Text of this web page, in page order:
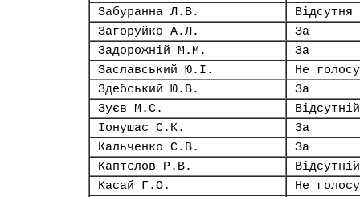
Забуранна Л.В.
Відсутня
Загоруйко А.Л.
За
Задорожній М.М.
За
Заславський Ю.І.
Не
Здебський Ю.В.
За
Зуєв М.С.
Відсутній
Іонушас С.К.
За
Кальченко С.В.
За
Каптєлов Р.В.
Відсутній
Касай Г.О.
Не